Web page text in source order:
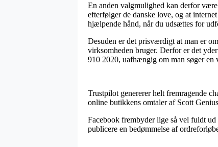
En anden valgmulighed kan derfor
efterfølger de danske love, og at
hjælpende hånd, når du udsættes for
Desuden er det prisværdigt at man er
virksomheden bruger. Derfor er det
910 2020, uafhængig om man søger en
Trustpilot genererer helt fremragende
online butikkens omtaler af Scott
Facebook frembyder lige så vel fuldt
publicere en bedømmelse af